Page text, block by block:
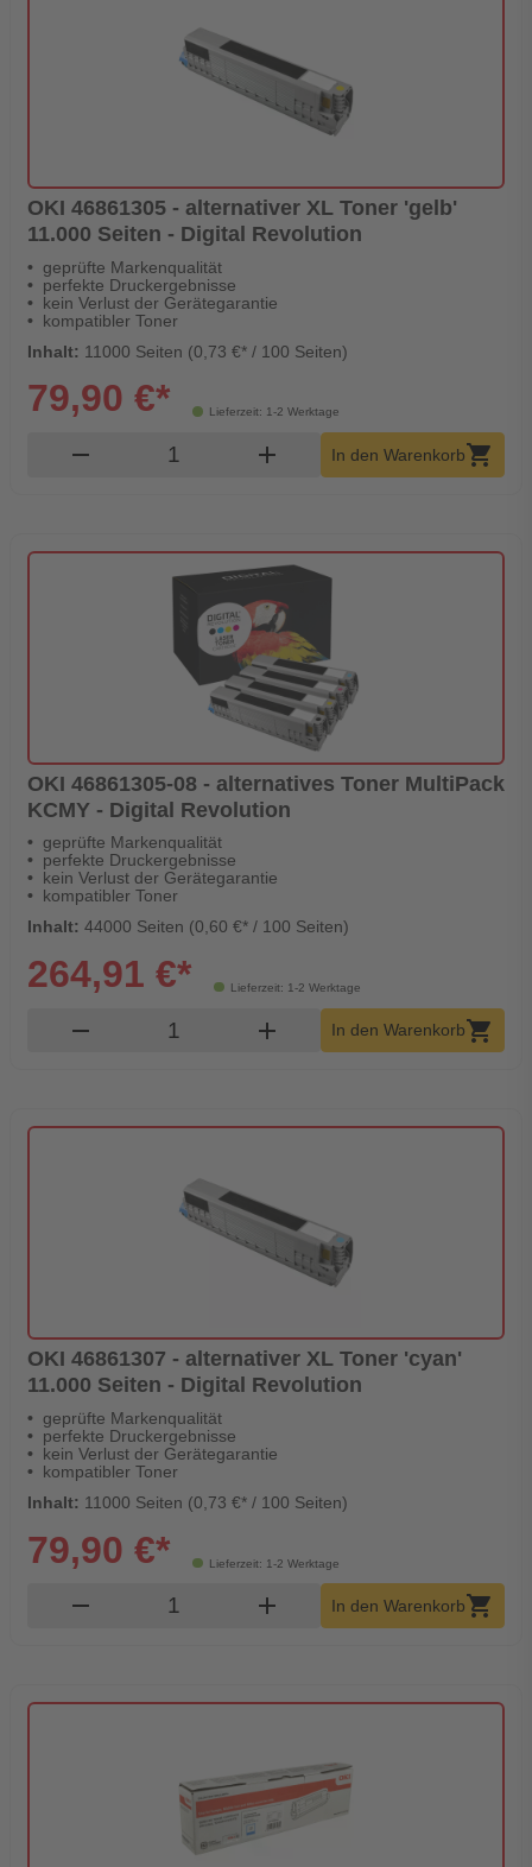
OKI 46861305 - alternativer XL Toner 'gelb'
11.000 Seiten - Digital Revolution
geprüfte Markenqualität
perfekte Druckergebnisse
kein Verlust der Gerätegarantie
kompatibler Toner
Inhalt: 11000 Seiten (0,73 €* / 100 Seiten)
Lieferzeit: 1-2 Werktage
79,90 €*
remove Produkt Warenkorb Menge
add In den Warenkorbshopping_cart
OKI 46861305-08 - alternatives Toner MultiPack
KCMY - Digital Revolution
geprüfte Markenqualität
perfekte Druckergebnisse
kein Verlust der Gerätegarantie
kompatibler Toner
Inhalt: 44000 Seiten (0,60 €* / 100 Seiten)
Lieferzeit: 1-2 Werktage
264,91 €*
remove Produkt Warenkorb Menge
add In den Warenkorbshopping_cart
OKI 46861307 - alternativer XL Toner 'cyan'
11.000 Seiten - Digital Revolution
geprüfte Markenqualität
perfekte Druckergebnisse
kein Verlust der Gerätegarantie
kompatibler Toner
Inhalt: 11000 Seiten (0,73 €* / 100 Seiten)
Lieferzeit: 1-2 Werktage
79,90 €*
remove Produkt Warenkorb Menge
add In den Warenkorbshopping_cart